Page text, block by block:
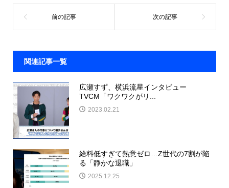
関連記事一覧
広瀬すず、横浜流星インタビュー
TVCM「ワクワクがリ...
2023.02.21
給料低すぎて熱意ゼロ…Z世代の7割が陥
る「静かな退職」
2025.12.25